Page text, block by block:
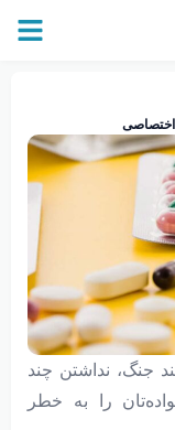
اختصاصی
جنگ، نداشتن چند
را به خطر